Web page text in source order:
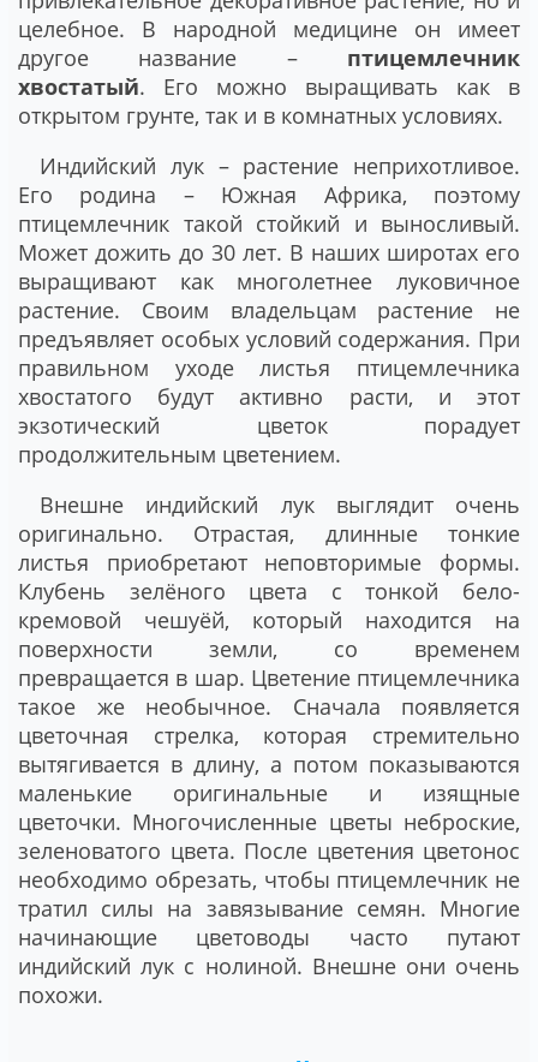
целебное. В народной медицине он имеет
другое название – птицемлечник
хвостатый. Его можно выращивать как в
открытом грунте, так и в комнатных условиях.
Индийский лук – растение неприхотливое.
Его родина – Южная Африка, поэтому
птицемлечник такой стойкий и выносливый.
Может дожить до 30 лет. В наших широтах его
выращивают как многолетнее луковичное
растение. Своим владельцам растение не
предъявляет особых условий содержания. При
правильном уходе листья птицемлечника
хвостатого будут активно расти, и этот
экзотический цветок порадует
продолжительным цветением.
Внешне индийский лук выглядит очень
оригинально. Отрастая, длинные тонкие
листья приобретают неповторимые формы.
Клубень зелёного цвета с тонкой бело-
кремовой чешуёй, который находится на
поверхности земли, со временем
превращается в шар. Цветение птицемлечника
такое же необычное. Сначала появляется
цветочная стрелка, которая стремительно
вытягивается в длину, а потом показываются
маленькие оригинальные и изящные
цветочки. Многочисленные цветы неброские,
зеленоватого цвета. После цветения цветонос
необходимо обрезать, чтобы птицемлечник не
тратил силы на завязывание семян. Многие
начинающие цветоводы часто путают
индийский лук с нолиной. Внешне они очень
похожи.